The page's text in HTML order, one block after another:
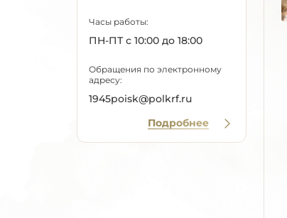
Часы работы:
ПН-ПТ с 10:00 до 18:00
Обращения по электронному
адресу:
1945poisk@polkrf.ru
Подробнее